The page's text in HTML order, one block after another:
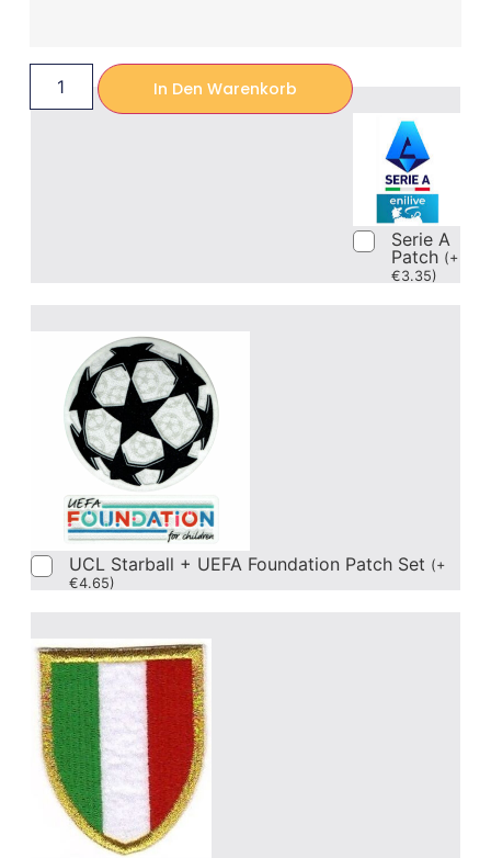
In Den Warenkorb
Serie A
Patch (+
€3.35)
UCL Starball + UEFA Foundation Patch Set (+
€4.65)